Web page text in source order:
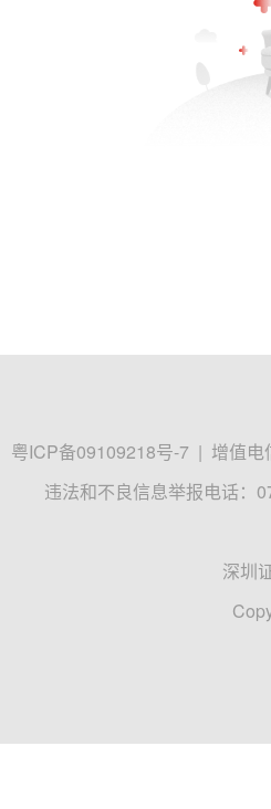
粤ICP备09109218号-7 | 增值电
违法和不良信息举报电话：
深圳